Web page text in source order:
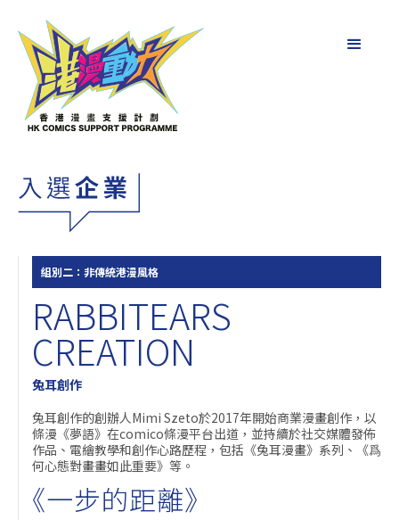
組別二：非傳統港漫風格
RABBITEARS
CREATION
兔耳創作
兔耳創作的創辦人Mimi Szeto於2017年開始商業漫畫創作，以
條漫《夢語》在comico條漫平台出道，並持續於社交媒體發佈
作品、電繪教學和創作心路歷程，包括《兔耳漫畫》系列、《爲
何心態對畫畫如此重要》等。
《一步的距離》